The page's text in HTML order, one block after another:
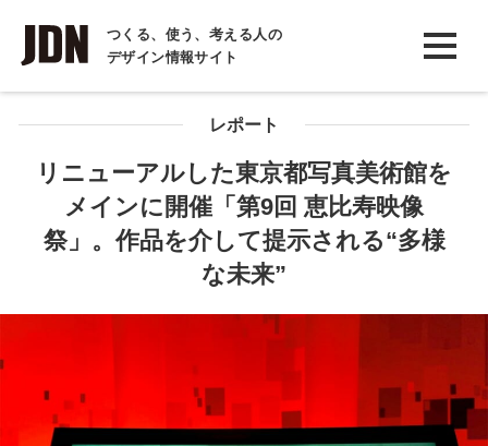
つくる、使う、考える人の
デザイン情報サイト
INTERVIEW
インタビュー
REPORT
COLUMN
コラム
レポート
リニューアルした東京都写真美術館を
メインに開催「第9回 恵比寿映像
祭」。作品を介して提示される“多様
な未来”